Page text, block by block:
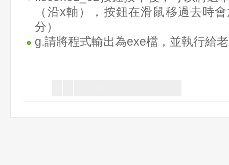
（沿x軸），按鈕在滑鼠移過去時
分）
g.請將程式輸出為exe檔，並執行給